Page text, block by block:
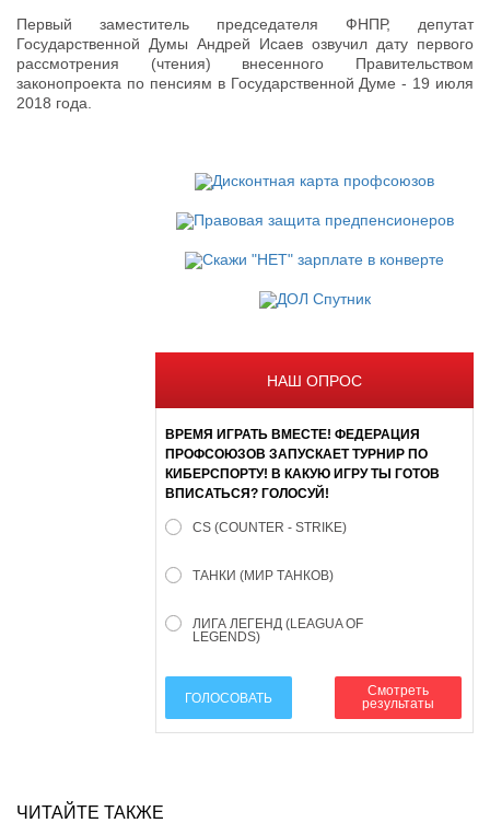
Первый заместитель председателя ФНПР, депутат
Государственной Думы Андрей Исаев озвучил дату первого
рассмотрения (чтения) внесенного Правительством
законопроекта по пенсиям в Государственной Думе - 19 июля
2018 года.
НАШ ОПРОС
ВРЕМЯ ИГРАТЬ ВМЕСТЕ! ФЕДЕРАЦИЯ
ПРОФСОЮЗОВ ЗАПУСКАЕТ ТУРНИР ПО
КИБЕРСПОРТУ! В КАКУЮ ИГРУ ТЫ ГОТОВ
ВПИСАТЬСЯ? ГОЛОСУЙ!
CS (COUNTER - STRIKE)
ТАНКИ (МИР ТАНКОВ)
ЛИГА ЛЕГЕНД (LEAGUA OF
LEGENDS)
ГОЛОСОВАТЬ
Смотреть
результаты
ЧИТАЙТЕ ТАКЖЕ